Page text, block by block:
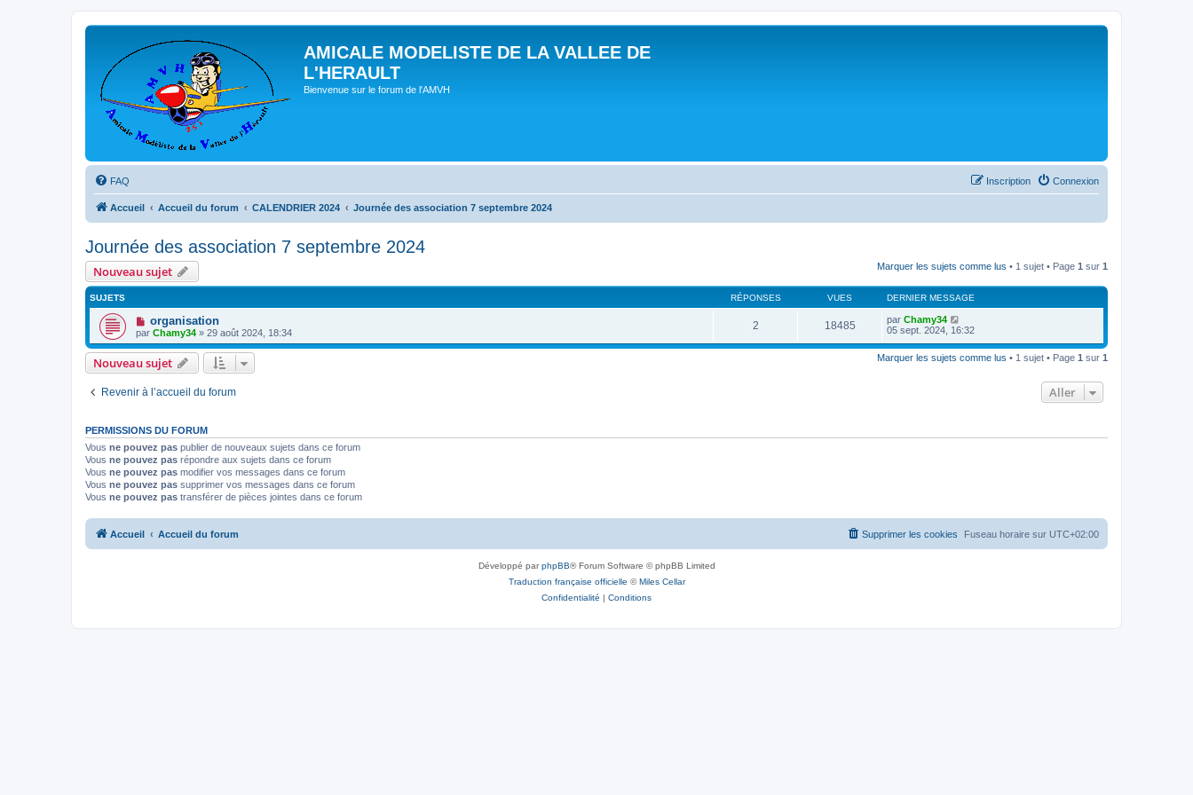
AMICALE MODELISTE DE LA VALLEE DE
L'HERAULT
Bienvenue sur le forum de l'AMVH
FAQ Connexion
Inscription
Accueil Accueil du forum CALENDRIER 2024 Journée des association 7 septembre 2024
Journée des association 7 septembre 2024
Nouveau sujet Marquer les sujets comme lus • 1 sujet • Page 1 sur 1
SUJETS RÉPONSES VUES DERNIER MESSAGE
organisation
par Chamy34 » 29 août 2024, 18:34
2 18485 par Chamy34
05 sept. 2024, 16:32
Nouveau sujet Marquer les sujets comme lus • 1 sujet • Page 1 sur 1
Revenir à l’accueil du forum Aller
PERMISSIONS DU FORUM
Vous ne pouvez pas publier de nouveaux sujets dans ce forum
Vous ne pouvez pas répondre aux sujets dans ce forum
Vous ne pouvez pas modifier vos messages dans ce forum
Vous ne pouvez pas supprimer vos messages dans ce forum
Vous ne pouvez pas transférer de pièces jointes dans ce forum
Accueil Accueil du forum Fuseau horaire sur UTC+02:00
Supprimer les cookies
Développé parphpBB® Forum Software © phpBB Limited
Traduction française officielle ©Miles Cellar
Confidentialité | Conditions